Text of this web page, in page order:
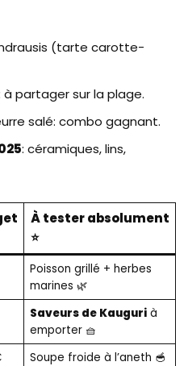
(tarte carotte-
partager sur la plage.
salé: combo gagnant.
: céramiques, lins,
À tester absolument
⭐
Poisson grillé + herbes
marines 🌿
Saveurs de Kaugurià
emporter 🧺
Soupe froide à l’aneth 🥣